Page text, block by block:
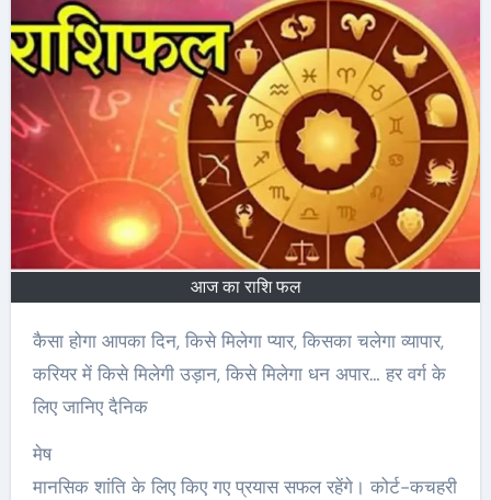
आज का राशि फल
कैसा होगा आपका दिन, किसे मिलेगा प्यार, किसका चलेगा व्यापार,
करियर में किसे मिलेगी उड़ान, किसे मिलेगा धन अपार… हर वर्ग के
लिए जानिए दैनिक
मेष
मानसिक शांति के लिए किए गए प्रयास सफल रहेंगे। कोर्ट-कचहरी